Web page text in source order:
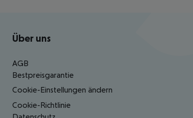
Footer navigation
Über uns
AGB
Bestpreisgarantie
Cookie-Einstellungen ändern
Cookie-Richtlinie